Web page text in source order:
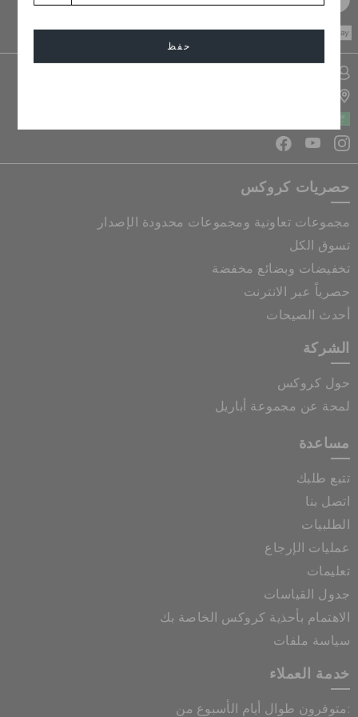
حفظ
CASH ON
حصريات كروكس
مجموعات تعاونية ومجموعات محدودة الإصدار
تسوق الكل
تخفيضات وبضائع مخفضة
حصرياً عبر الانترنت
أحدث الصيحات
الشركة
حول كروكس
لمحة عن مجموعة أباريل
مساعدة
تتبع طلبك
اتصل بنا
الطلبيات
عمليات الإرجاع
تعليمات
جدول القياسات
الاهتمام بأحذية كروكس الخاصة بك
سياسة ملفات
خدمة العملاء
متوفرون طوال أيام الأسبوع من: